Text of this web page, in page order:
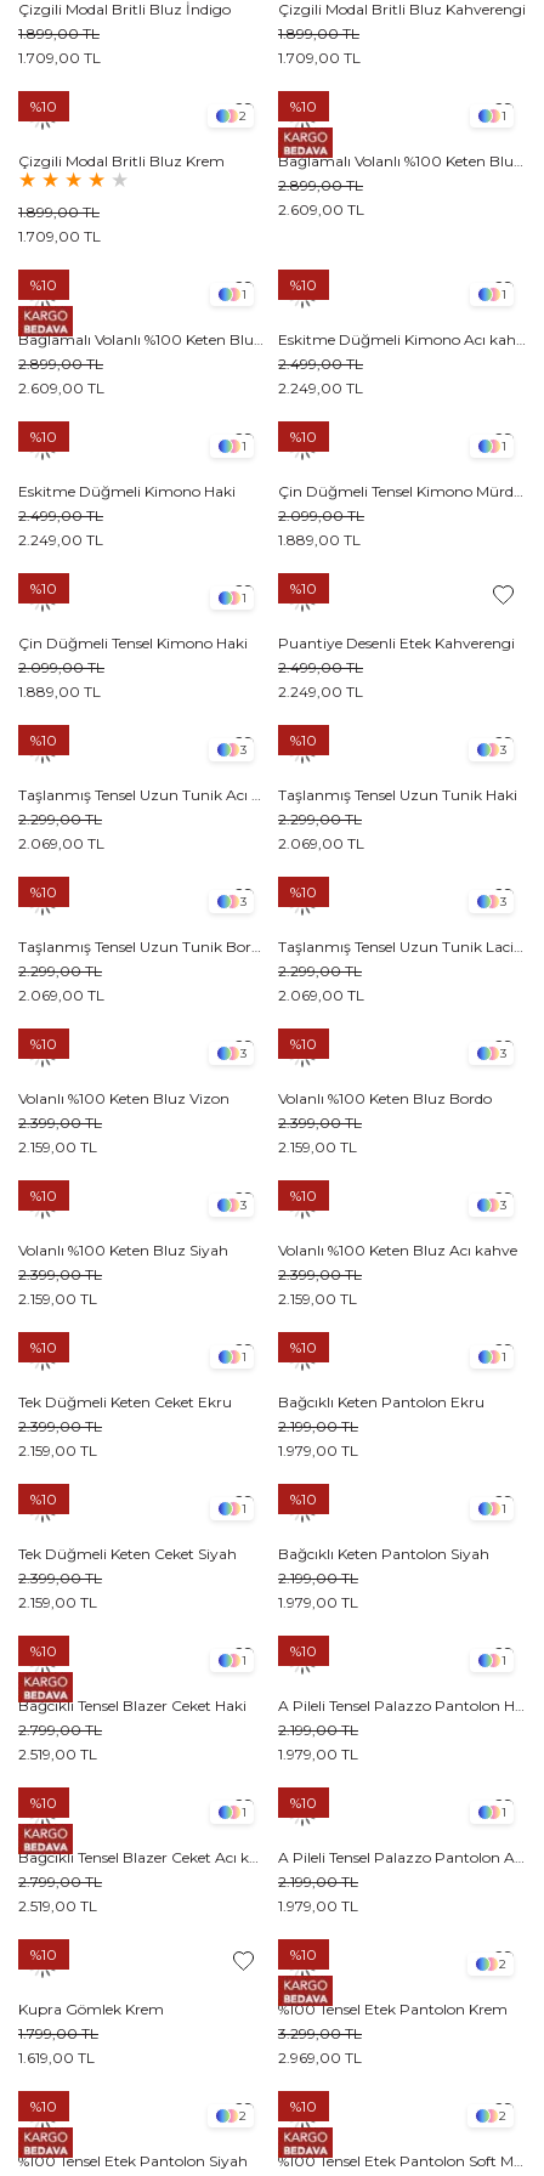
Çizgili Modal Britli Bluz İndigo
1.709,00 TL
1.899,00 TL
Çizgili Modal Britli Bluz Kahverengi
1.709,00 TL
1.899,00 TL
2
Çizgili Modal Britli Bluz Krem
★ ★ ★ ★ ★
1.709,00 TL
1.899,00 TL
%10
1
2.609,00 TL
2.899,00 TL
%10
1
2.609,00 TL
2.899,00 TL
%10
1
2.249,00 TL
2.499,00 TL
%10
1
Eskitme Düğmeli Kimono Haki
2.249,00 TL
2.499,00 TL
%10
1
1.889,00 TL
2.099,00 TL
%10
1
Çin Düğmeli Tensel Kimono Haki
1.889,00 TL
2.099,00 TL
%10
Puantiye Desenli Etek Kahverengi
2.249,00 TL
2.499,00 TL
%10
3
2.069,00 TL
2.299,00 TL
%10
3
Taşlanmış Tensel Uzun Tunik Haki
2.069,00 TL
2.299,00 TL
%10
3
2.069,00 TL
2.299,00 TL
%10
3
2.069,00 TL
2.299,00 TL
%10
3
Volanlı %100 Keten Bluz Vizon
2.159,00 TL
2.399,00 TL
%10
3
Volanlı %100 Keten Bluz Bordo
2.159,00 TL
2.399,00 TL
%10
3
Volanlı %100 Keten Bluz Siyah
2.159,00 TL
2.399,00 TL
%10
3
Volanlı %100 Keten Bluz Acı kahve
2.159,00 TL
2.399,00 TL
%10
1
Tek Düğmeli Keten Ceket Ekru
2.159,00 TL
2.399,00 TL
%10
1
Bağcıklı Keten Pantolon Ekru
1.979,00 TL
2.199,00 TL
%10
1
Tek Düğmeli Keten Ceket Siyah
2.159,00 TL
2.399,00 TL
%10
1
Bağcıklı Keten Pantolon Siyah
1.979,00 TL
2.199,00 TL
%10
1
Bağcıklı Tensel Blazer Ceket Haki
2.519,00 TL
2.799,00 TL
%10
1
1.979,00 TL
2.199,00 TL
%10
1
2.519,00 TL
2.799,00 TL
%10
1
1.979,00 TL
2.199,00 TL
%10
Kupra Gömlek Krem
1.619,00 TL
1.799,00 TL
%10
2
%100 Tensel Etek Pantolon Krem
2.969,00 TL
3.299,00 TL
%10
2
%100 Tensel Etek Pantolon Siyah
%10
2
%10